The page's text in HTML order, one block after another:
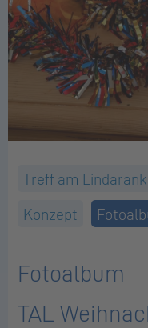
Treff am Lindarank
Konzept
Fotoalbum
TAL